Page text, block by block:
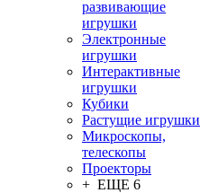
развивающие
игрушки
Электронные
игрушки
Интерактивные
игрушки
Кубики
Растущие игрушки
Микроскопы,
телескопы
Проекторы
+ ЕЩЕ 6